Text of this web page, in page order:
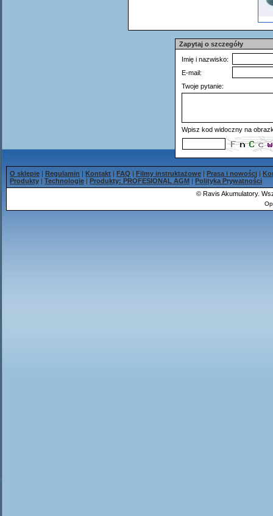
Zapytaj o szczegóły
Imię i nazwisko:
E-mail:
Twoje pytanie:
Wpisz kod widoczny na
O sklepie | Regulamin | Kontakt | FAQ | Filmy instruktażowe | Prasa i nowości |
Produkty | Technologie | Produkty: PROFESIONAL AGM | Polityka Prywatności
© Ravis Akumulatory.